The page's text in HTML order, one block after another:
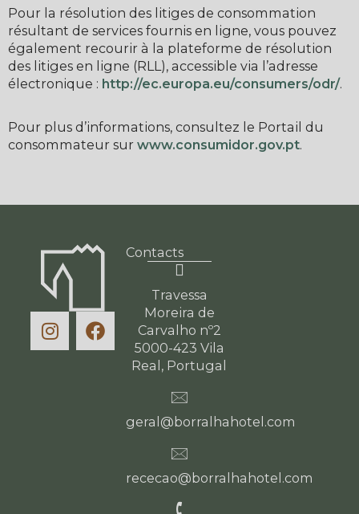
Pour la résolution des litiges de consommation
résultant de services fournis en ligne, vous pouvez
également recourir à la plateforme de résolution
des litiges en ligne (RLL), accessible via l’adresse
électronique : http://ec.europa.eu/consumers/odr/.
Pour plus d’informations, consultez le Portail du
consommateur sur www.consumidor.gov.pt.
Contacts
Travessa
Moreira de
Carvalho nº2
5000-423 Vila
Real, Portugal
geral@borralhahotel.com
rececao@borralhahotel.com